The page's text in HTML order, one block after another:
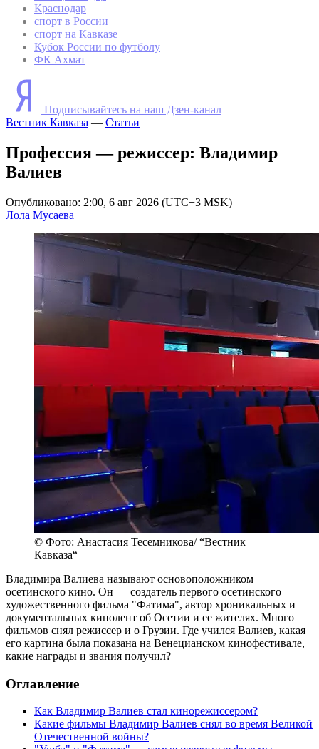
Краснодар
спорт в России
спорт на Кавказе
Кубок России по футболу
ФК Ахмат
Подписывайтесь на наш Дзен-канал
Вестник Кавказа — Статьи
Профессия — режиссер: Владимир
Валиев
Опубликовано: 2:00, 6 авг 2026 (UTC+3 MSK)
Лола Мусаева
© Фото: Анастасия Тесемникова/ “Вестник
Кавказа“
Владимира Валиева называют основоположником
осетинского кино. Он — создатель первого осетинского
художественного фильма "Фатима", автор хроникальных и
документальных кинолент об Осетии и ее жителях. Много
фильмов снял режиссер и о Грузии. Где учился Валиев, какая
его картина была показана на Венецианском кинофестивале,
какие награды и звания получил?
Оглавление
Как Владимир Валиев стал кинорежиссером?
Какие фильмы Владимир Валиев снял во время Великой
Отечественной войны?